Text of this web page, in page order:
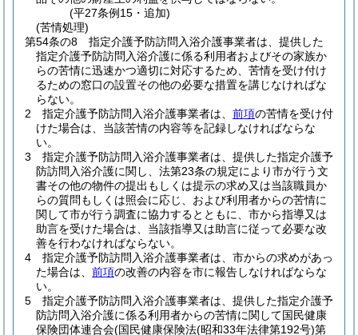
(平27条例15・追加)
(苦情処理)
第54条の8
指定介護予防訪問入浴介護事業者は、提供した
指定介護予防訪問入浴介護に係る利用者およびその家族か
らの苦情に迅速かつ適切に対応するため、苦情を受け付け
るための窓口の設置その他の必要な措置を講じなければな
らない。
2
指定介護予防訪問入浴介護事業者は、 前項の苦情を受け付
けた場合は、当該苦情の内容等を記録しなければならな
い。
3
指定介護予防訪問入浴介護事業者は、提供した指定介護予
防訪問入浴介護に関し、法第23条の規定により市が行う文
書その他の物件の提出もしくは提示の求め又は当該職員か
らの質問もしくは照会に応じ、および利用者からの苦情に
関して市が行う調査に協力するとともに、市から指導又は
助言を受けた場合は、当該指導又は助言に従って必要な改
善を行わなければならない。
4
指定介護予防訪問入浴介護事業者は、市からの求めがあっ
た場合は、 前項の改善の内容を市に報告しなければならな
い。
5
指定介護予防訪問入浴介護事業者は、提供した指定介護予
防訪問入浴介護に係る利用者からの苦情に関して国民健康
保険団体連合会(国民健康保険法(昭和33年法律第192号)第